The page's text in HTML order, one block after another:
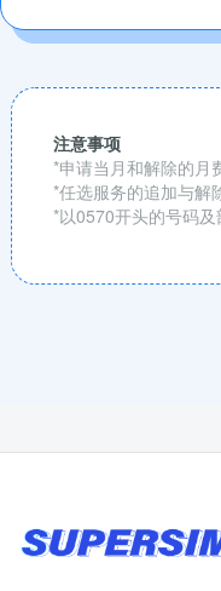
注意事项
*申请当月和解除的月
*任选服务的追加与解
*以0570开头的号码